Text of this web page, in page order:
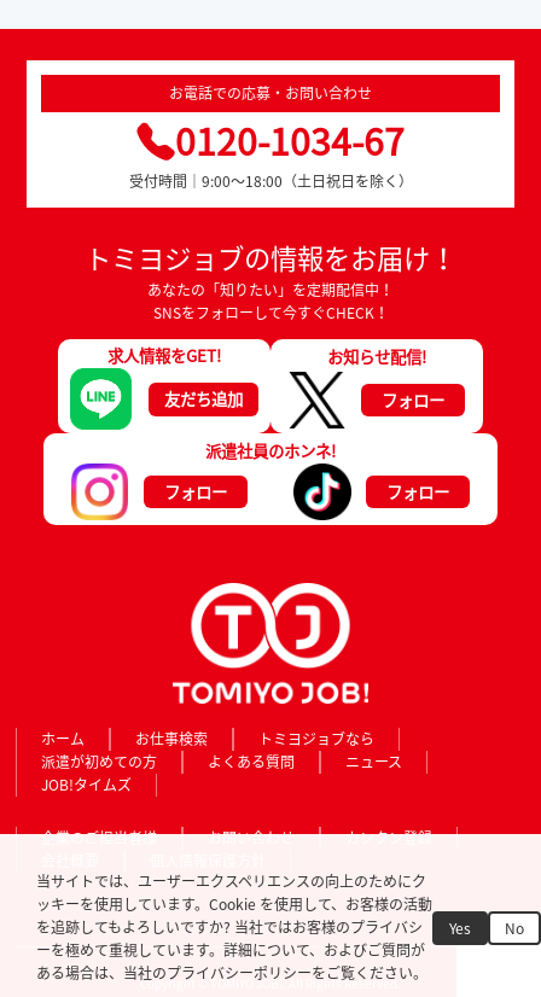
お電話での応募・お問い合わせ
0120-1034-67
受付時間｜9:00～18:00（土日祝日を除く）
トミヨジョブの情報をお届け！
あなたの「知りたい」を定期配信中！
SNSをフォローして今すぐCHECK！
求人情報をGET!
友だち追加
お知らせ配信!
フォロー
派遣社員のホンネ!
フォロー
フォロー
ホーム お仕事検索
トミヨジョブなら
派遣が初めての方
よくある質問
ニュース
JOB!タイムズ
企業のご担当者様 お問い合わせ
カンタン登録
Copyright © TOMIYO JOB!. All Rights Reserved.
当サイトでは、ユーザーエクスペリエンスの向上のためにク
ッキーを使用しています。Cookie を使用して、お客様の活動
を追跡してもよろしいですか? 当社ではお客様のプライバシ
ーを極めて重視しています。詳細について、およびご質問が
ある場合は、当社のプライバシーポリシーをご覧ください。
Yes No